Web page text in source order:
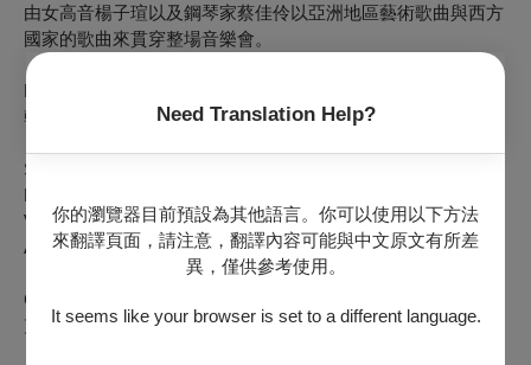
Need Translation Help?
你的瀏覽器目前預設為其他語言。你可以使用以下方法
來翻譯頁面，請注意，翻譯內容可能與中文原文有所差
異，僅供參考使用。
It seems like your browser is set to a different language.
由女高音楊子瑄以及鋼琴家蔡佳伶以亞洲地區藝術歌曲與西方
國家的歌曲來貫穿整場音樂會。
Handel: “Tornami a vagheggiar” from the opera Alcina
韓德爾：盼你回到我身邊，選自歌劇＜阿琪娜＞
S. Donaudy 多納第
Freschi Luoghi, Prati Aulenti 鮮土芳草
Vaghissima sembianza優雅的肖像
Amorosi miei giorni愛之華年
C. Schumann: Six Lieder Op. 13
克拉拉舒曼: <第十三號六首藝術歌曲>